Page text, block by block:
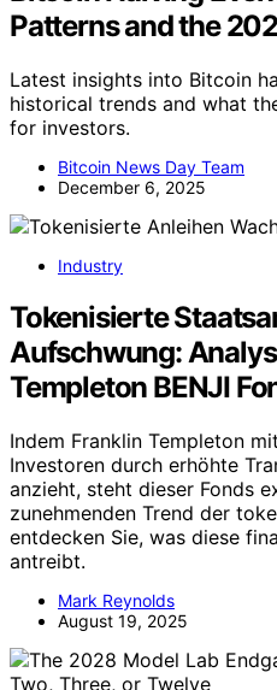
Patterns and the
Latest insights into Bitcoin
historical trends and what
for investors.
Bitcoin News Day Team
December 6, 2025
Industry
Tokenisierte
Aufschwung:
Templeton BENJI
Indem Franklin Templeton
Investoren durch erhöhte
anzieht, steht dieser Fonds
zunehmenden Trend der
entdecken Sie, was diese
antreibt.
Mark Reynolds
August 19, 2025